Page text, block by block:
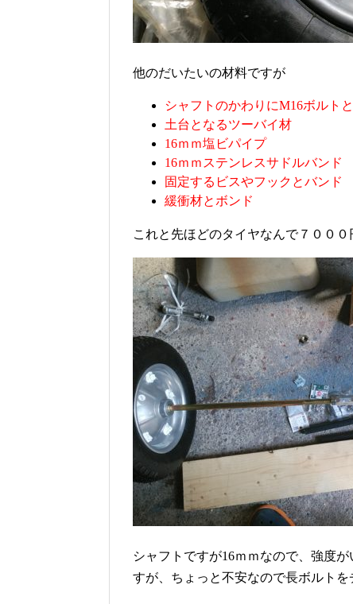
他のだいたいの材料ですが
シャフトのかわりにM16ボルト
土台となるツーバイ材
16ｍｍ塩ビパイプ
16ｍｍステンレスサドルバンド
固定するビスやフックとバンド
緩衝材とボンド
これと先ほどのタイヤなんで７００
シャフトですが16ｍｍなので、強度
すが、ちょっと不安なので長ボルトを